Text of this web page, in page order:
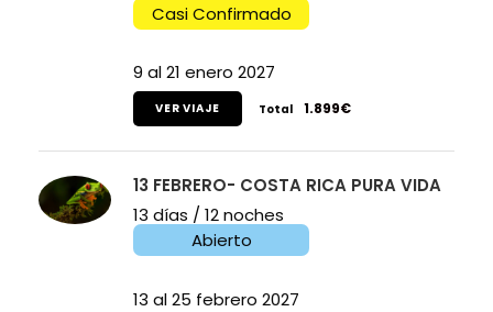
Casi Confirmado
9 al 21 enero 2027
VER VIAJE Total 1.899€
13 FEBRERO- COSTA RICA PURA VIDA
13 días / 12 noches
Abierto
13 al 25 febrero 2027